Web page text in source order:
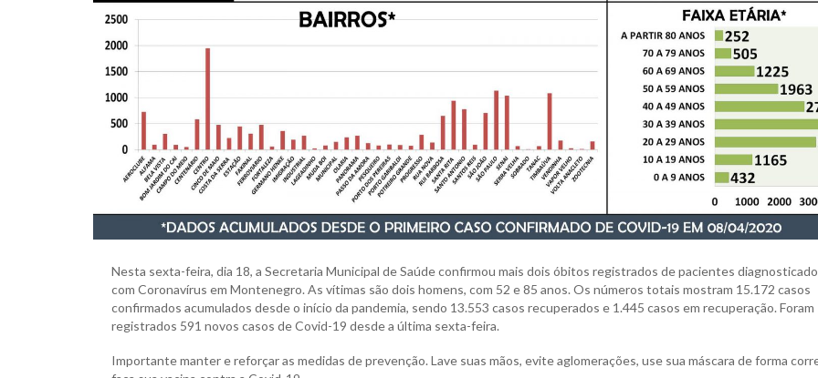
Nesta sexta-feira, dia 18, a Secretaria Municipal de Saúde confirmou mais dois óbitos registrados de pacientes
com Coronavírus em Montenegro. As vítimas são dois homens, com 52 e 85 anos. Os números totais mostram 15.172 casos
confirmados acumulados desde o início da pandemia, sendo 13.553 casos recuperados e 1.445 casos em recuperação. Foram
registrados 591 novos casos de Covid-19 desde a última sexta-feira.
Importante manter e reforçar as medidas de prevenção. Lave suas mãos, evite aglomerações, use sua máscara de forma